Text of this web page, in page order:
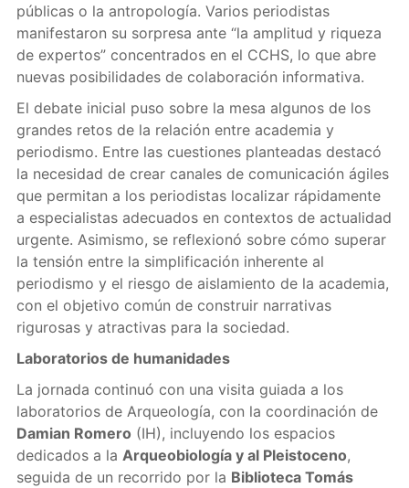
públicas o la antropología. Varios periodistas
manifestaron su sorpresa ante “la amplitud y riqueza
de expertos” concentrados en el CCHS, lo que abre
nuevas posibilidades de colaboración informativa.
El debate inicial puso sobre la mesa algunos de los
grandes retos de la relación entre academia y
periodismo. Entre las cuestiones planteadas destacó
la necesidad de crear canales de comunicación ágiles
que permitan a los periodistas localizar rápidamente
a especialistas adecuados en contextos de actualidad
urgente. Asimismo, se reflexionó sobre cómo superar
la tensión entre la simplificación inherente al
periodismo y el riesgo de aislamiento de la academia,
con el objetivo común de construir narrativas
rigurosas y atractivas para la sociedad.
Laboratorios de humanidades
La jornada continuó con una visita guiada a los
laboratorios de Arqueología, con la coordinación de
Damian Romero (IH), incluyendo los espacios
dedicados a la Arqueobiología y al Pleistoceno,
seguida de un recorrido por la Biblioteca Tomás